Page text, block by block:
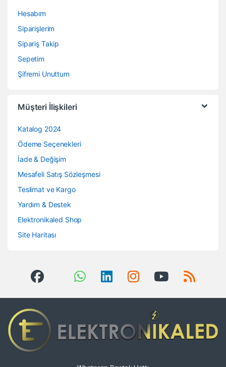
Hesabım
Siparişlerim
Sipariş Takip
Sepetim
Şifremi Unuttum
Müşteri İlişkileri
Katalog 2024
Ödeme Seçenekleri
İade & Değişim
Mesafeli Satış Sözleşmesi
Teslimat ve Kargo
Yardım & Destek
Elektronikaled Shop
Site Haritası